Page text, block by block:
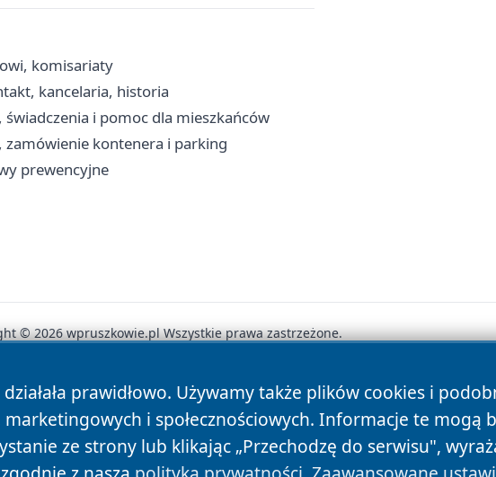
komisariaty
kancelaria, historia
i pomoc dla mieszkańców
zamówienie kontenera i parking
prewencyjne
prawidłowo. Używamy także plików cookies i
i społecznościowych. Informacje te mogą
ze strony lub klikając „Przechodzę do serwisu",
© 2026 wpruszkowie.pl Wszystkie prawa zastrzeżone.
Polityka Prywatności Polityka Cookies